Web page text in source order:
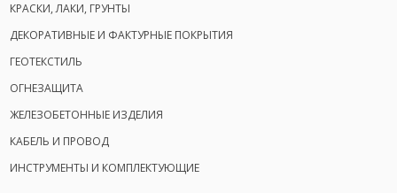
КРАСКИ, ЛАКИ, ГРУНТЫ
ДЕКОРАТИВНЫЕ И ФАКТУРНЫЕ ПОКРЫТИЯ
ГЕОТЕКСТИЛЬ
ОГНЕЗАЩИТА
ЖЕЛЕЗОБЕТОННЫЕ ИЗДЕЛИЯ
КАБЕЛЬ И ПРОВОД
ИНСТРУМЕНТЫ И КОМПЛЕКТУЮЩИЕ